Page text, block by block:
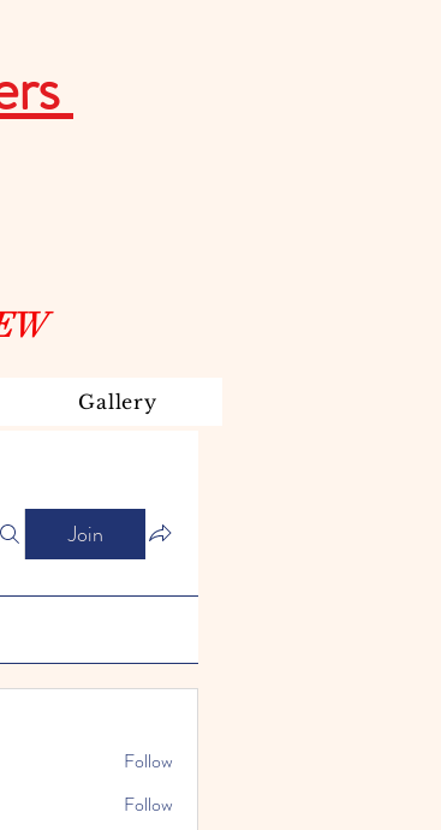
Gallery
Join
Follow
Follow